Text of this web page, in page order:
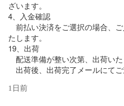
ざいます。
4、入金確認
前払い決済をご選択の場合、
たします。
19、出荷
配送準備が整い次第、出荷いた
出荷後、出荷完了メールにてご
当店はリサイクル専門店のため、
1日前